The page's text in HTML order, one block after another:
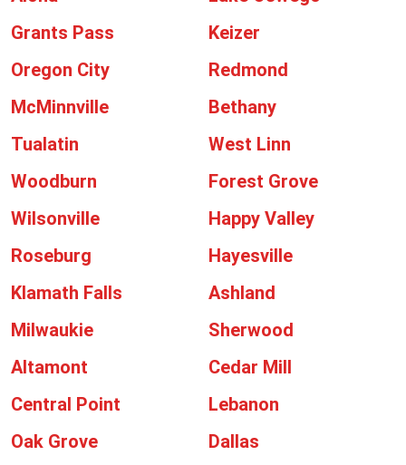
Grants Pass
Keizer
Oregon City
Redmond
McMinnville
Bethany
Tualatin
West Linn
Woodburn
Forest Grove
Wilsonville
Happy Valley
Roseburg
Hayesville
Klamath Falls
Ashland
Milwaukie
Sherwood
Altamont
Cedar Mill
Central Point
Lebanon
Oak Grove
Dallas